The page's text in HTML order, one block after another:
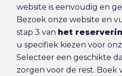
website is eenvoudig en
Bezoek onze website en
stap 3 van het
u specifiek kiezen voor
Selecteer een geschikte
zorgen voor de rest. Boek